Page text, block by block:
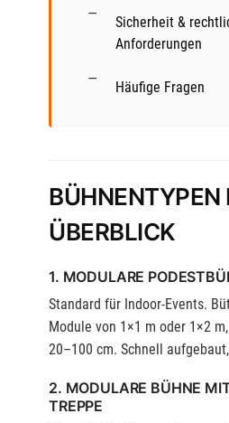
Sicherheit &
Anforderungen
Häufige Fragen
BÜHNENTYPEN
ÜBERBLICK
1. MODULARE
Standard für Indoor-Events.
Module von 1×1 m oder 1×2
20–100 cm. Schnell
2. MODULARE BÜHNE
TREPPE